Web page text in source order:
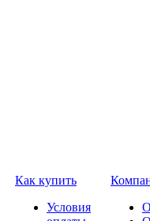
Как купить
Условия